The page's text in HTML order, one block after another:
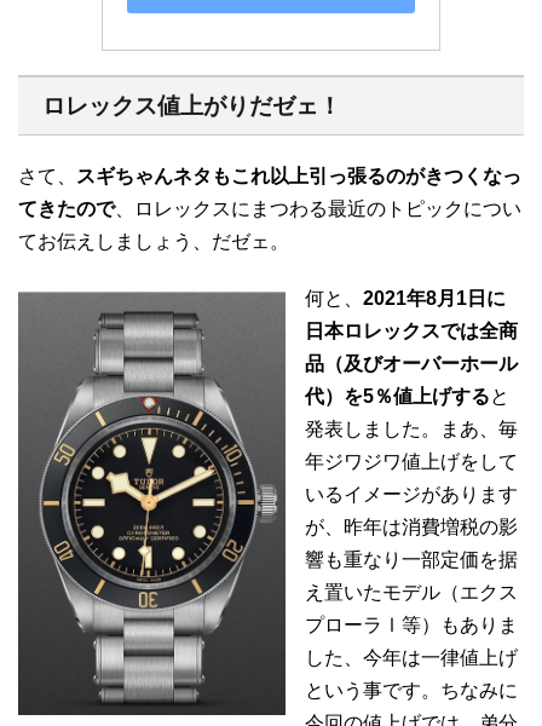
ロレックス値上がりだゼェ！
さて、
スギちゃんネタもこれ以上引っ張るのがきつくなっ
てきたので、ロレックスにまつわる最近のトピックについ
てお伝えしましょう、だゼェ。
何と、 2021年8月1日に
日本ロレックスでは全商
品（及びオーバーホール
代）を5％値上げすると
発表しました。まあ、毎
年ジワジワ値上げをして
いるイメージがあります
が、昨年は消費増税の影
響も重なり一部定価を据
え置いたモデル（エクス
プローラⅠ等）もありま
した、今年は一律値上げ
という事です。ちなみに